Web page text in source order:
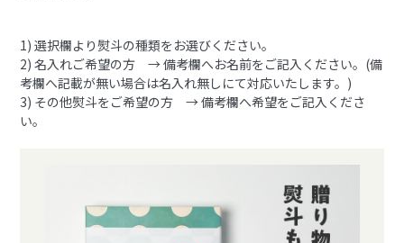
1) 選択欄より熨斗の種類をお選びください。
2) 名入れご希望の方 → 備考欄へお名前をご記入ください。(備
考欄へ記載が無い場合は名入れ無しにて対応いたします。)
3) その他熨斗をご希望の方 → 備考欄へ希望をご記入くださ
い。